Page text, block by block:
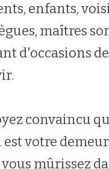
enfants,
maîtres
d'occasions
convaincu
est votre
mûrissez